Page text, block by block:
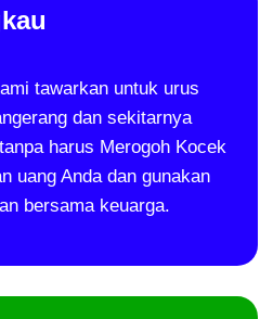
tawarkan untuk urus
dan sekitarnya
tanpa harus Merogoh Kocek
uang Anda dan gunakan
bersama keuarga.